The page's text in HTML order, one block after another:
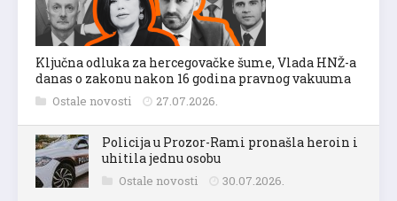
Ključna odluka za hercegovačke šume, Vlada HNŽ-a
danas o zakonu nakon 16 godina pravnog vakuuma
Ostale novosti 27.07.2026.
Policija u Prozor-Rami pronašla heroin i
uhitila jednu osobu
Ostale novosti 30.07.2026.